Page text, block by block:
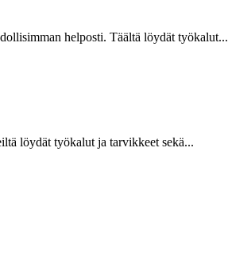
helposti. Täältä löydät työkalut...
löydät työkalut ja tarvikkeet sekä...